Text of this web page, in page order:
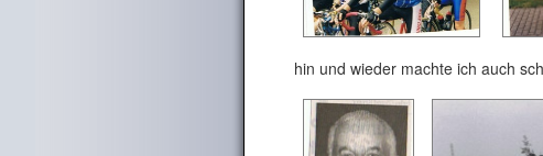
hin und wieder machte ich auch